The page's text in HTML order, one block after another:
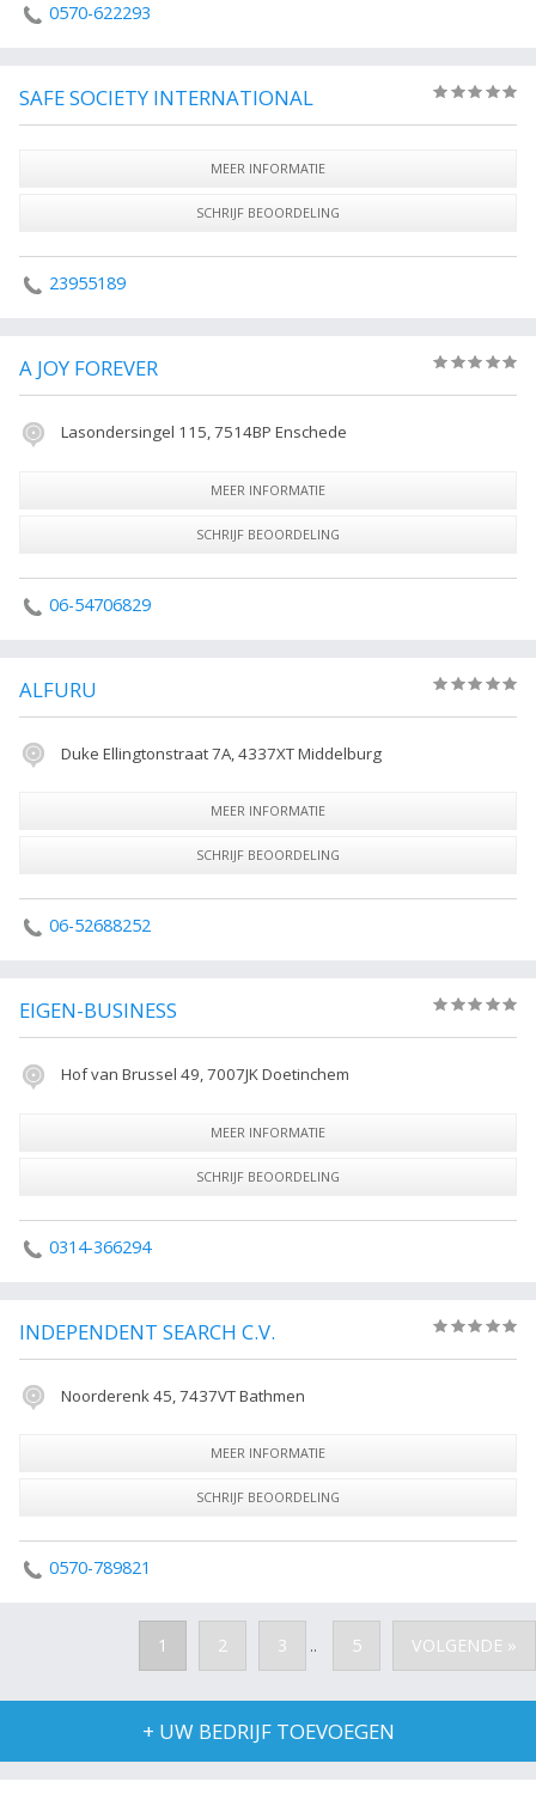
0570-622293
SAFE SOCIETY INTERNATIONAL
MEER INFORMATIE
SCHRIJF BEOORDELING
23955189
A JOY FOREVER
Lasondersingel 115, 7514BP Enschede
MEER INFORMATIE
SCHRIJF BEOORDELING
06-54706829
ALFURU
Duke Ellingtonstraat 7A, 4337XT Middelburg
MEER INFORMATIE
SCHRIJF BEOORDELING
06-52688252
EIGEN-BUSINESS
Hof van Brussel 49, 7007JK Doetinchem
MEER INFORMATIE
SCHRIJF BEOORDELING
0314-366294
INDEPENDENT SEARCH C.V.
Noorderenk 45, 7437VT Bathmen
MEER INFORMATIE
SCHRIJF BEOORDELING
0570-789821
1 2 3 .. 5 VOLGENDE »
+ UW BEDRIJF TOEVOEGEN